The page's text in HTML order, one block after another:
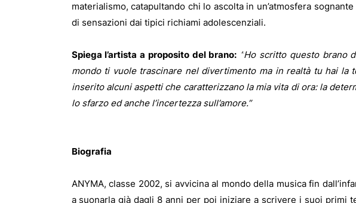
materialismo, catapultando chi lo ascolta in un’atmosfera
di sensazioni dai tipici richiami adolescenziali.
Spiega l’artista a proposito del brano: “Ho scritto questo brano
mondo ti vuole trascinare nel divertimento ma in realtà tu hai la
inserito alcuni aspetti che caratterizzano la mia vita di ora: la
lo sfarzo ed anche l’incertezza sull’amore.”
Biografia
ANYMA, classe 2002, si avvicina al mondo della musica fin
a suonarla già dagli 8 anni per poi iniziare a scrivere i suoi primi